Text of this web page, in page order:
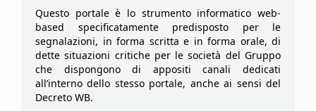
Questo portale è lo strumento informatico web-
based specificatamente predisposto per le
segnalazioni, in forma scritta e in forma orale, di
dette situazioni critiche per le società del Gruppo
che dispongono di appositi canali dedicati
all’interno dello stesso portale, anche ai sensi del
Decreto WB.